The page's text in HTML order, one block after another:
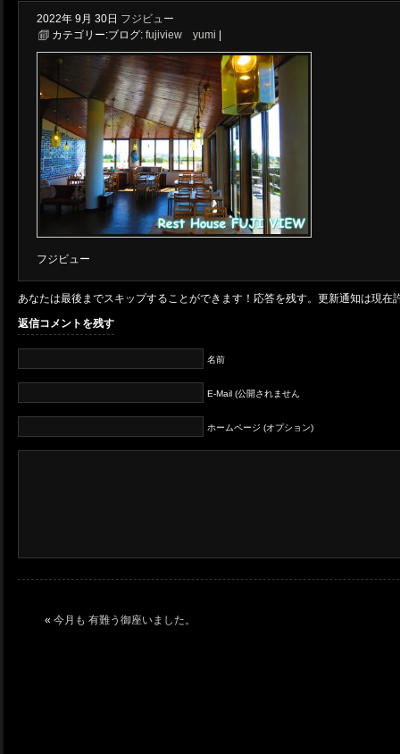
2022年 9月 30日 フジビュー
ブログ: fujiview yumi
カテゴリー:
フジビュー
あなたは最後までスキップすることができます！応答を残す。更新通知は現在
返信コメントを残す
名前
E-Mail (公開されません
ホームページ (オプション)
« 今月も 有難う御座いました。